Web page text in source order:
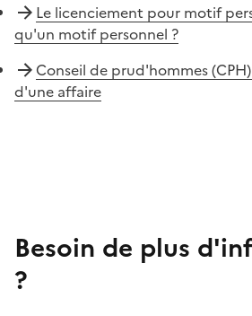
Le licenciement pour motif
qu'un motif personnel ?
Conseil de prud'hommes
d'une affaire
Besoin de plus
?